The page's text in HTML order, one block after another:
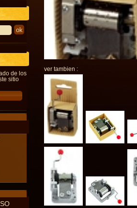
de los
sitio
ver tambien :